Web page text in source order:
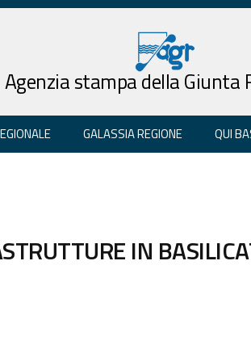
Agenzia stampa della Giunta
GALASSIA REGIONE QUI
IN